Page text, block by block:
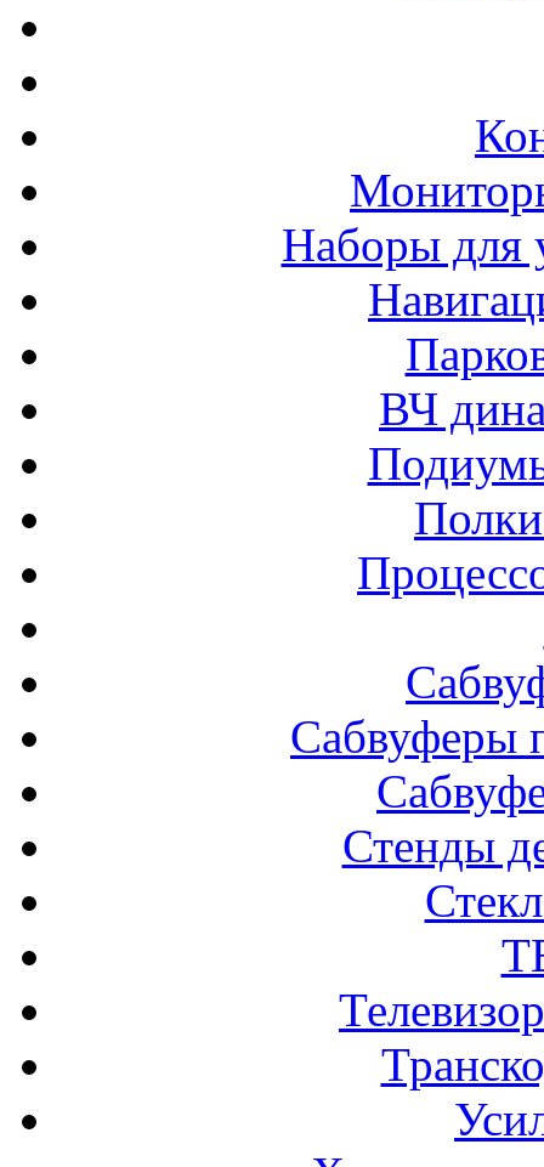
Наборы для
ВЧ
Сабвуферы
Стенды